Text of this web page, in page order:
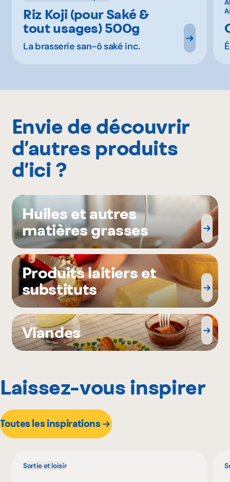
Riz Koji (pour Saké &
tout usages) 500g
La brasserie san-ô saké inc.
Envie de découvrir
d’autres produits
d’ici ?
Huiles et autres
matières grasses
Produits laitiers et
substituts
Viandes
Laissez-vous inspirer
Toutes les inspirations
Sortie et loisir